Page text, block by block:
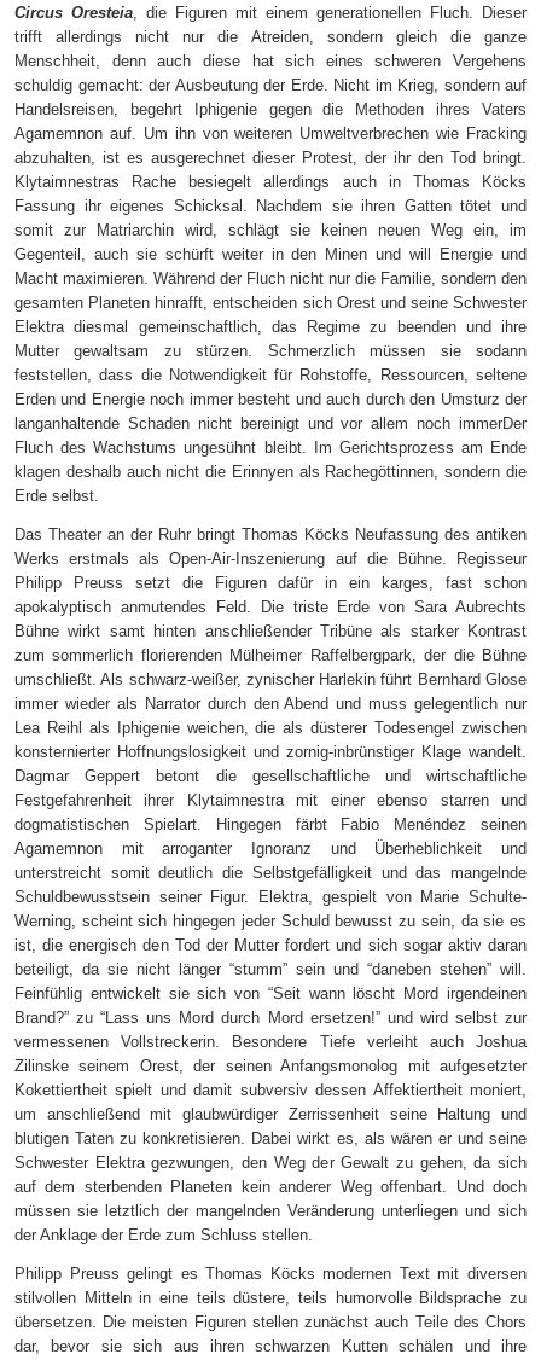
Circus Oresteia, die Figuren mit einem generationellen Fluch. Dieser
trifft allerdings nicht nur die Atreiden, sondern gleich die ganze
Menschheit, denn auch diese hat sich eines schweren Vergehens
schuldig gemacht: der Ausbeutung der Erde. Nicht im Krieg, sondern auf
Handelsreisen, begehrt Iphigenie gegen die Methoden ihres Vaters
Agamemnon auf. Um ihn von weiteren Umweltverbrechen wie Fracking
abzuhalten, ist es ausgerechnet dieser Protest, der ihr den Tod bringt.
Klytaimnestras Rache besiegelt allerdings auch in Thomas Köcks
Fassung ihr eigenes Schicksal. Nachdem sie ihren Gatten tötet und
somit zur Matriarchin wird, schlägt sie keinen neuen Weg ein, im
Gegenteil, auch sie schürft weiter in den Minen und will Energie und
Macht maximieren. Während der Fluch nicht nur die Familie, sondern den
gesamten Planeten hinrafft, entscheiden sich Orest und seine Schwester
Elektra diesmal gemeinschaftlich, das Regime zu beenden und ihre
Mutter gewaltsam zu stürzen. Schmerzlich müssen sie sodann
feststellen, dass die Notwendigkeit für Rohstoffe, Ressourcen, seltene
Erden und Energie noch immer besteht und auch durch den Umsturz der
langanhaltende Schaden nicht bereinigt und vor allem noch immerDer
Fluch des Wachstums ungesühnt bleibt. Im Gerichtsprozess am Ende
klagen deshalb auch nicht die Erinnyen als Rachegöttinnen, sondern die
Erde selbst.
Das Theater an der Ruhr bringt Thomas Köcks Neufassung des antiken
Werks erstmals als Open-Air-Inszenierung auf die Bühne. Regisseur
Philipp Preuss setzt die Figuren dafür in ein karges, fast schon
apokalyptisch anmutendes Feld. Die triste Erde von Sara Aubrechts
Bühne wirkt samt hinten anschließender Tribüne als starker Kontrast
zum sommerlich florierenden Mülheimer Raffelbergpark, der die Bühne
umschließt. Als schwarz-weißer, zynischer Harlekin führt Bernhard Glose
immer wieder als Narrator durch den Abend und muss gelegentlich nur
Lea Reihl als Iphigenie weichen, die als düsterer Todesengel zwischen
konsternierter Hoffnungslosigkeit und zornig-inbrünstiger Klage wandelt.
Dagmar Geppert betont die gesellschaftliche und wirtschaftliche
Festgefahrenheit ihrer Klytaimnestra mit einer ebenso starren und
dogmatistischen Spielart. Hingegen färbt Fabio Menéndez seinen
Agamemnon mit arroganter Ignoranz und Überheblichkeit und
unterstreicht somit deutlich die Selbstgefälligkeit und das mangelnde
Schuldbewusstsein seiner Figur. Elektra, gespielt von Marie Schulte-
Werning, scheint sich hingegen jeder Schuld bewusst zu sein, da sie es
ist, die energisch den Tod der Mutter fordert und sich sogar aktiv daran
beteiligt, da sie nicht länger “stumm” sein und “daneben stehen” will.
Feinfühlig entwickelt sie sich von “Seit wann löscht Mord irgendeinen
Brand?” zu “Lass uns Mord durch Mord ersetzen!” und wird selbst zur
vermessenen Vollstreckerin. Besondere Tiefe verleiht auch Joshua
Zilinske seinem Orest, der seinen Anfangsmonolog mit aufgesetzter
Kokettiertheit spielt und damit subversiv dessen Affektiertheit moniert,
um anschließend mit glaubwürdiger Zerrissenheit seine Haltung und
blutigen Taten zu konkretisieren. Dabei wirkt es, als wären er und seine
Schwester Elektra gezwungen, den Weg der Gewalt zu gehen, da sich
auf dem sterbenden Planeten kein anderer Weg offenbart. Und doch
müssen sie letztlich der mangelnden Veränderung unterliegen und sich
der Anklage der Erde zum Schluss stellen.
Philipp Preuss gelingt es Thomas Köcks modernen Text mit diversen
stilvollen Mitteln in eine teils düstere, teils humorvolle Bildsprache zu
übersetzen. Die meisten Figuren stellen zunächst auch Teile des Chors
dar, bevor sie sich aus ihren schwarzen Kutten schälen und ihre